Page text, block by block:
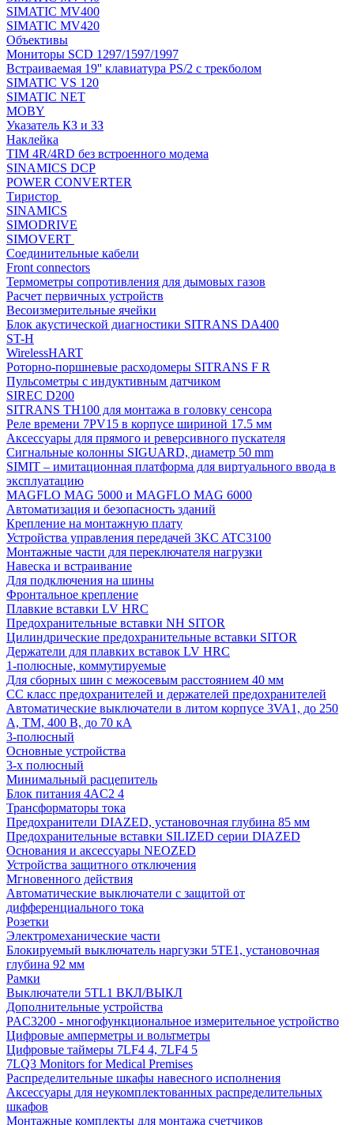
SIMATIC MV400
SIMATIC MV420
Объективы
Мониторы SCD 1297/1597/1997
Встраиваемая 19'' клавиатура PS/2 с трекболом
SIMATIC VS 120
SIMATIC NET
MOBY
Указатель КЗ и ЗЗ
Наклейка
TIM 4R/4RD без встроенного модема
SINAMICS DCP
POWER CONVERTER
Тиристор
SINAMICS
SIMODRIVE
SIMOVERT
Соединительные кабели
Front connectors
Термометры сопротивления для дымовых газов
Расчет первичных устройств
Весоизмерительные ячейки
Блок акустической диагностики SITRANS DA400
ST-H
WirelessHART
Роторно-поршневые расходомеры SITRANS F R
Пульсометры с индуктивным датчиком
SIREC D200
SITRANS TH100 для монтажа в головку сенсора
Реле времени 7PV15 в корпусе шириной 17.5 мм
Аксессуары для прямого и реверсивного пускателя
Сигнальные колонны SIGUARD, диаметр 50 mm
SIMIT – имитационная платформа для виртуального ввода в
эксплуатацию
MAGFLO MAG 5000 и MAGFLO MAG 6000
Автоматизация и безопасность зданий
Крепление на монтажную плату
Устройства управления передачей 3KC ATC3100
Монтажные части для переключателя нагрузки
Навеска и встраивание
Для подключения на шины
Фронтальное крепление
Плавкие вставки LV HRC
Предохранительные вставки NH SITOR
Цилиндрические предохранительные вставки SITOR
Держатели для плавких вставок LV HRC
1-полюсные, коммутируемые
Для сборных шин с межосевым расстоянием 40 мм
СС класс предохранителей и держателей предохранителей
Автоматические выключатели в литом корпусе 3VA1, до 250
А, TM, 400 В, до 70 кА
3-полюсный
Основные устройства
3-х полюсный
Минимальный расцепитель
Блок питания 4AC2 4
Трансформаторы тока
Предохранители DIAZED, установочная глубина 85 мм
Предохранительные вставки SILIZED серии DIAZED
Основания и аксессуары NEOZED
Устройства защитного отключения
Мгновенного действия
Автоматические выключатели с защитой от
дифференциального тока
Розетки
Электромеханические части
Блокируемый выключатель наргузки 5TE1, установочная
глубина 92 мм
Рамки
Выключатели 5TL1 ВКЛ/ВЫКЛ
Дополнительные устройства
PAC3200 - многофункциональное измерительное устройство
Цифровые амперметры и вольтметры
Цифровые таймеры 7LF4 4, 7LF4 5
7LQ3 Monitors for Medical Premises
Распределительные шкафы навесного исполнения
Аксессуары для неукомплектованных распределительных
шкафов
Монтажные комплекты для монтажа счетчиков